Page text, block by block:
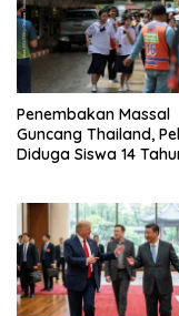
Penembakan Massal
Guncang Thailand,
Diduga Siswa 14